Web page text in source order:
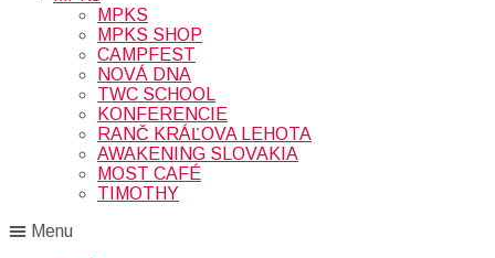
MPKS
MPKS SHOP
CAMPFEST
NOVÁ DNA
TWC SCHOOL
KONFERENCIE
RANČ KRÁĽOVA LEHOTA
AWAKENING SLOVAKIA
MOST CAFÉ
TIMOTHY
Menu